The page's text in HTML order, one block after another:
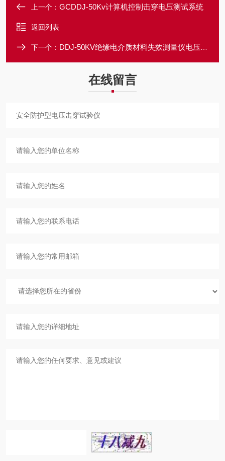
上一个： GCDDJ-50Kv计算机控制击穿电压测试系统
返回列表
下一个： DDJ-50KV绝缘电介质材料失效测量仪电压击穿试验机
在线留言